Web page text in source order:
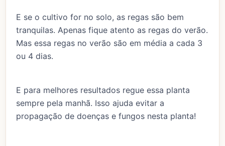
E se o cultivo for no solo, as regas são bem
tranquilas. Apenas fique atento as regas do verão.
Mas essa regas no verão são em média a cada 3
ou 4 dias.
E para melhores resultados regue essa planta
sempre pela manhã. Isso ajuda evitar a
propagação de doenças e fungos nesta planta!